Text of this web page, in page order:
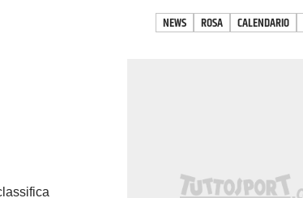
NEWS ROSA CALENDARIO